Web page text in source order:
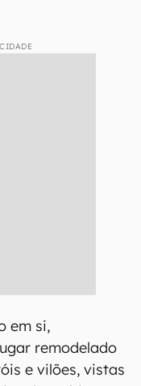
em si,
remodelado
e vilões, vistas